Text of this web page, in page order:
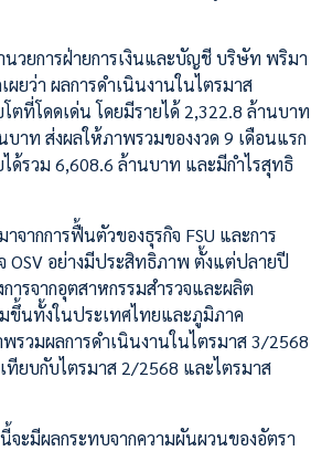
วยการฝ่ายการเงินและบัญชี บริษัท พริมา
ยว่า ผลการดำเนินงานในไตรมาส
ตที่โดดเด่น โดยมีรายได้ 2,322.8 ล้านบาท
าท ส่งผลให้ภาพรวมของงวด 9 เดือนแรก
ด้รวม 6,608.6 ล้านบาท และมีกำไรสุทธิ
จากการฟื้นตัวของธุรกิจ FSU และการ
OSV อย่างมีประสิทธิภาพ ตั้งแต่ปลายปี
ารจากอุตสาหกรรมสำรวจและผลิต
ขึ้นทั้งในประเทศไทยและภูมิภาค
รวมผลการดำเนินงานในไตรมาส 3/2568
ทียบกับไตรมาส 2/2568 และไตรมาส
จะมีผลกระทบจากความผันผวนของอัตรา